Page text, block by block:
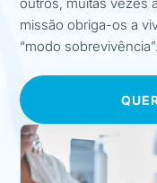
missão obriga-os a
“modo